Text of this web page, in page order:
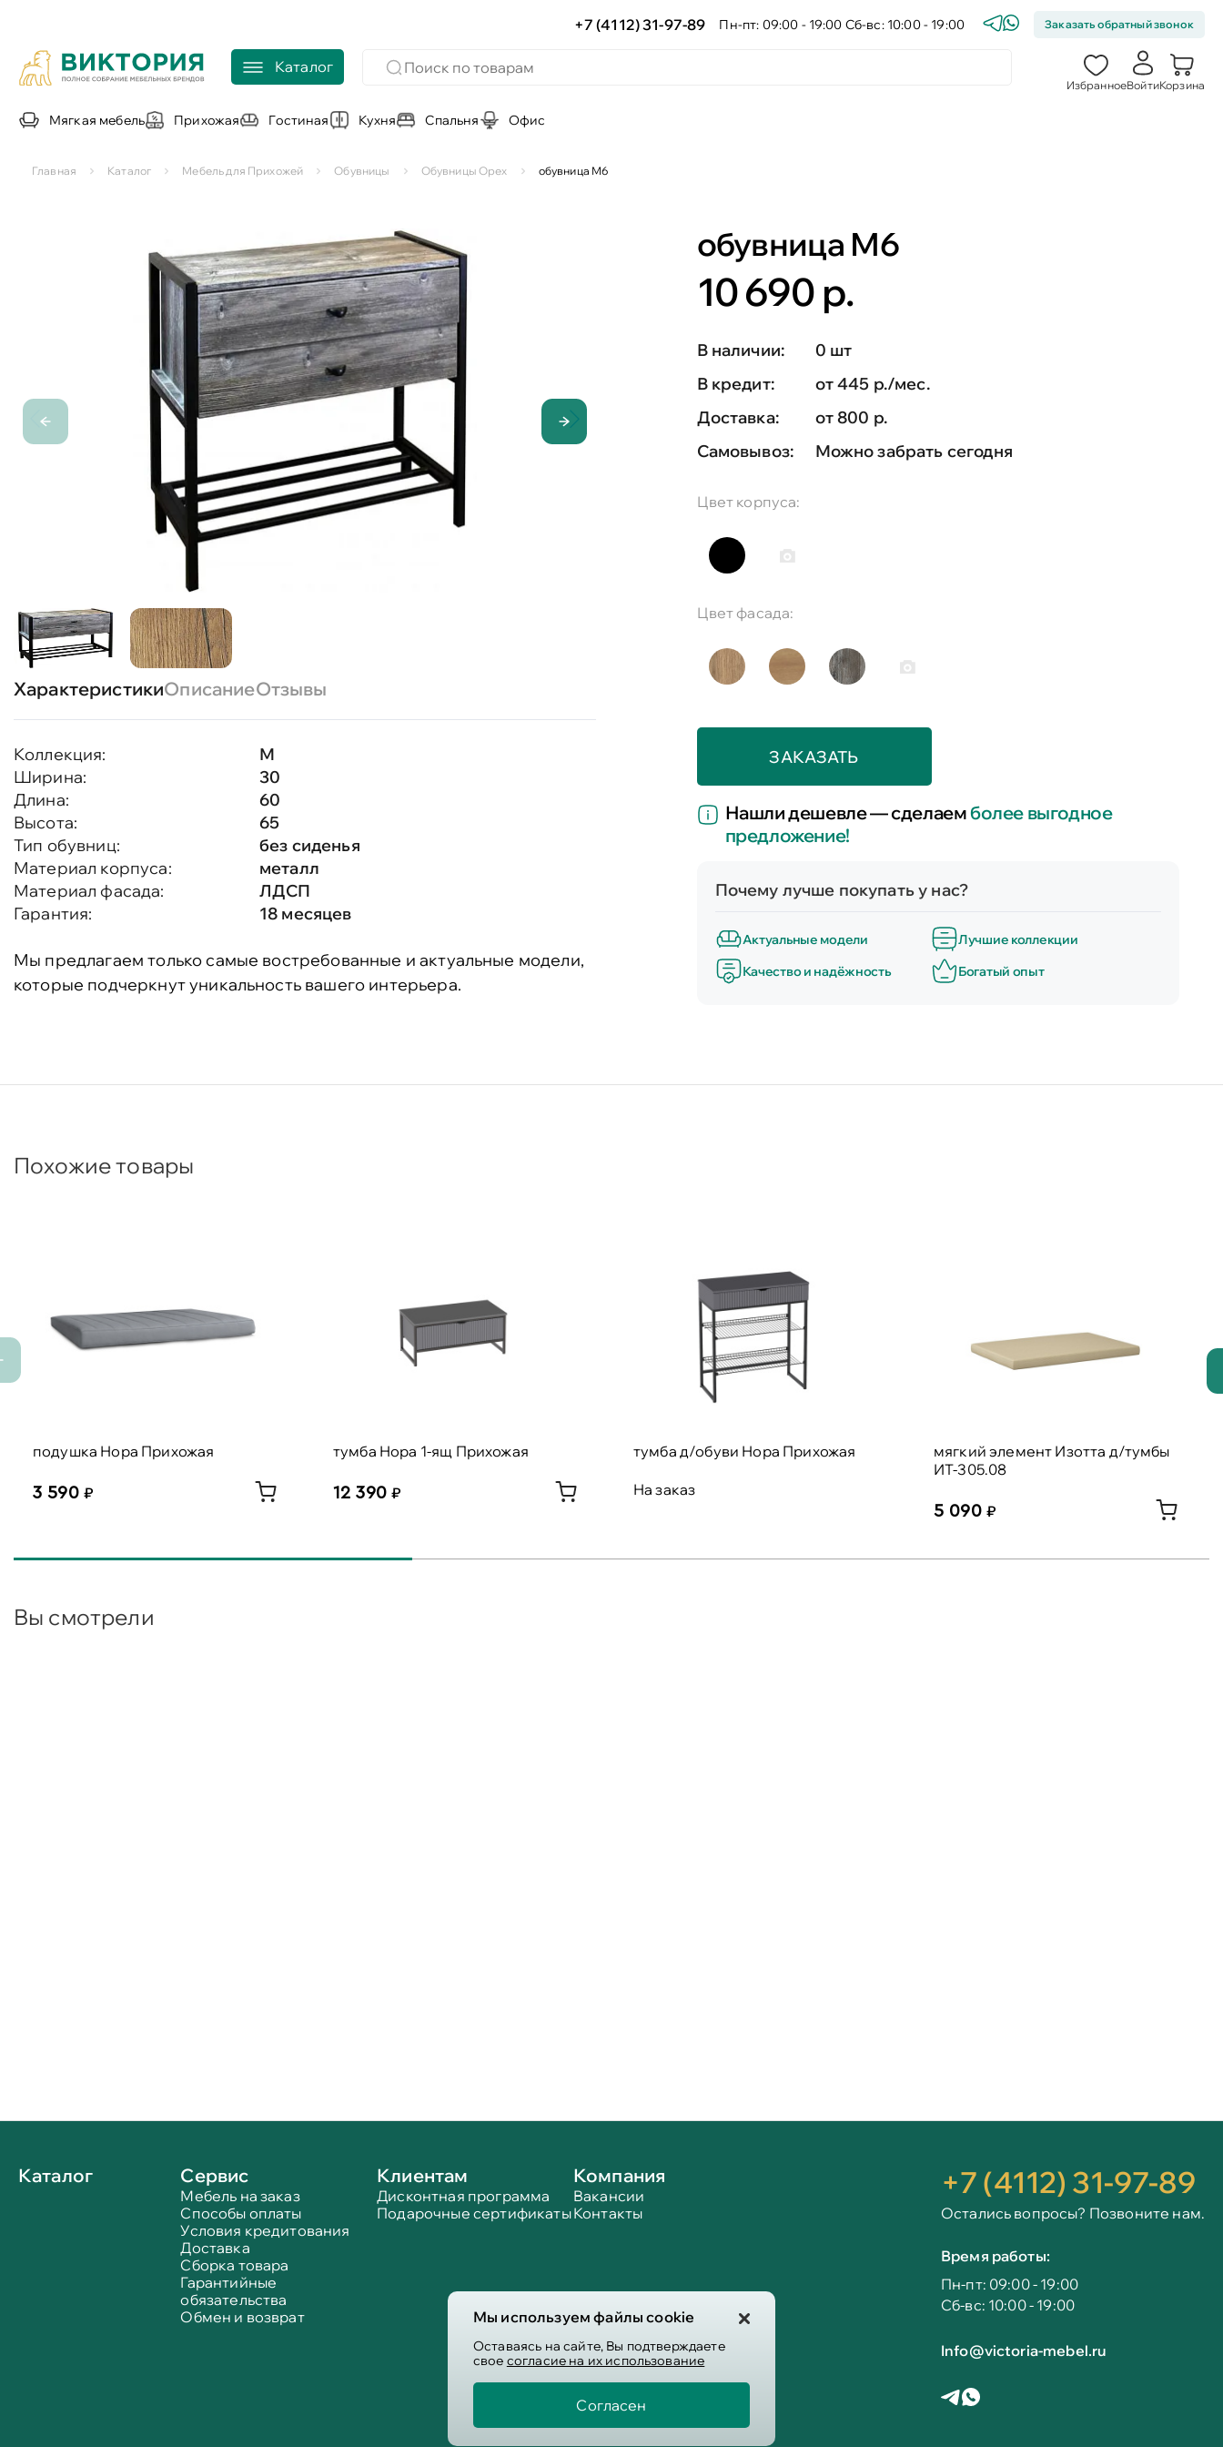
+7 (4112) 31-97-89 Пн-пт: 09:00 - 19:00 Сб-вс: 10:00 - 19:00 Заказать обратный звонок
Каталог
ИзбранноеВойтиКорзина
Мягкая мебель Прихожая Гостиная Кухня Спальня Офис
Мы используем файлы cookie
Оставаясь на сайте, Вы подтверждаете
свое согласие на их использование
Согласен
Главная Каталог Мебель для Прихожей Обувницы Обувницы Орех обувница М6
ХарактеристикиОписаниеОтзывы
Коллекция:
М
Ширина:
30
Длина:
60
Высота:
65
Тип обувниц:
без сиденья
Материал корпуса:
металл
Материал фасада:
ЛДСП
Гарантия:
18 месяцев
Мы предлагаем только самые востребованные и актуальные модели,
которые подчеркнут уникальность вашего интерьера.
обувница М6
10 690 р.
В наличии:
0 шт
В кредит:
от 445 р./мес.
Доставка:
от 800 р.
Самовывоз:
Можно забрать сегодня
Цвет корпуса:
Цвет фасада:
ЗАКАЗАТЬ
Нашли дешевле — сделаемболее выгодное
предложение!
Почему лучше покупать у нас?
Актуальные модели
Лучшие коллекции
Качество и надёжность
Богатый опыт
Похожие товары
подушка Нора Прихожая
3 590
тумба Нора 1-ящ Прихожая
12 390
тумба д/обуви Нора Прихожая
На заказ
мягкий элемент Изотта д/тумбы
ИТ-305.08
5 090
Вы смотрели
Каталог Сервис
Мебель на заказ
Способы оплаты
Условия кредитования
Доставка
Сборка товара
Гарантийные
обязательства
Обмен и возврат
Клиентам
Дисконтная программа
Подарочные сертификаты
Компания
Вакансии
Контакты
+7 (4112) 31-97-89
Остались вопросы? Позвоните нам.
Время работы:
Пн-пт: 09:00 - 19:00
Сб-вс: 10:00 - 19:00
Info@victoria-mebel.ru